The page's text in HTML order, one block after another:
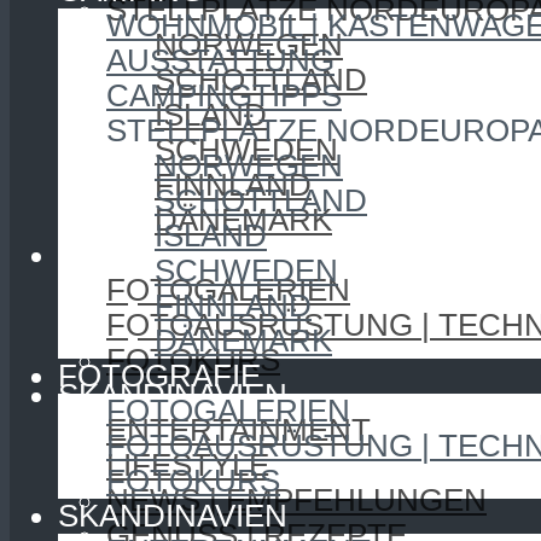
STELLPLÄTZE
NORWEGEN
SCHOTTLAND
ISLAND
SCHWEDEN
FINNLAND
DÄNEMARK
FOTOGRAFIE
FOTOGALERIEN
FOTOAUSRÜSTUNG |
FOTOKURS
SKANDINAVIEN
ENTERTAINMENT
LIFESTYLE
NEWS | EMPFEHLUNGEN
WOHNMOBIL |
AUSSTATTUNG
CAMPINGTIPPS
STELLPLÄTZE
NORWEGEN
SCHOTTLAND
ISLAND
SCHWEDEN
FINNLAND
DÄNEMARK
FOTOGRAFIE
FOTOGALERIEN
FOTOAUSRÜSTUNG |
FOTOKURS
SKANDINAVIEN